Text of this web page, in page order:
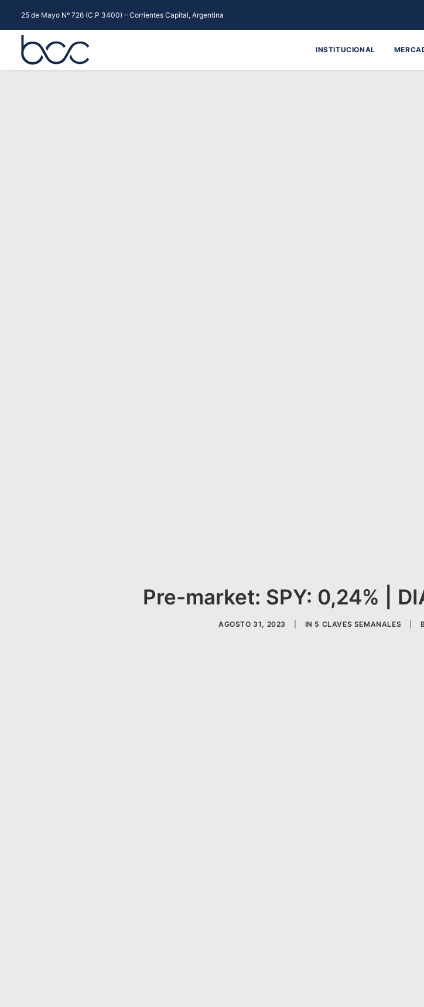
25 de Mayo Nº 726 (C.P 3400) – Corrientes Capital, Argentina
INSTITUCIONAL
Pre-market: SPY: 0,24% |
AGOSTO 31, 2023 IN 5 CLAVES SEMANALES